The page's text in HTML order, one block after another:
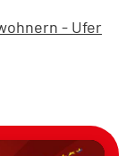
- Ufer